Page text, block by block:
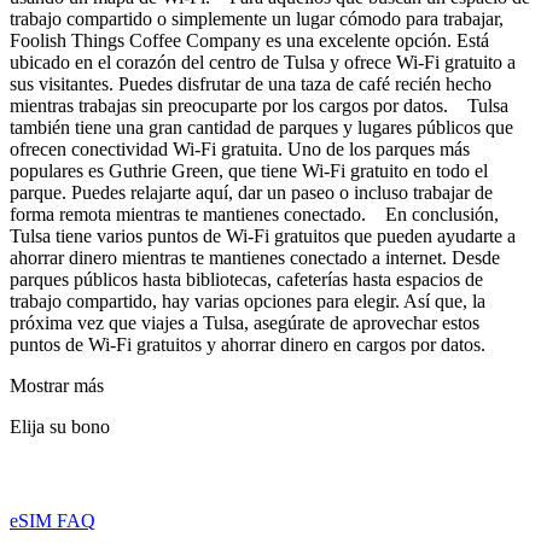
trabajo compartido o simplemente un lugar cómodo para trabajar,
Foolish Things Coffee Company es una excelente opción. Está
ubicado en el corazón del centro de Tulsa y ofrece Wi-Fi gratuito a
sus visitantes. Puedes disfrutar de una taza de café recién hecho
mientras trabajas sin preocuparte por los cargos por datos. Tulsa
también tiene una gran cantidad de parques y lugares públicos que
ofrecen conectividad Wi-Fi gratuita. Uno de los parques más
populares es Guthrie Green, que tiene Wi-Fi gratuito en todo el
parque. Puedes relajarte aquí, dar un paseo o incluso trabajar de
forma remota mientras te mantienes conectado. En conclusión,
Tulsa tiene varios puntos de Wi-Fi gratuitos que pueden ayudarte a
ahorrar dinero mientras te mantienes conectado a internet. Desde
parques públicos hasta bibliotecas, cafeterías hasta espacios de
trabajo compartido, hay varias opciones para elegir. Así que, la
próxima vez que viajes a Tulsa, asegúrate de aprovechar estos
puntos de Wi-Fi gratuitos y ahorrar dinero en cargos por datos.
Mostrar más
Elija su bono
eSIM FAQ